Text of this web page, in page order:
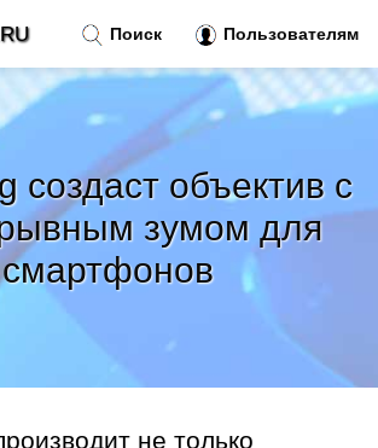
создаст объектив с
зумом для
смартфонов
не только
Поиск Пользователям
»